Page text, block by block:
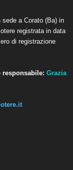
sede a Corato (Ba) in
registrata in data
di registrazione
responsabile: Grazia